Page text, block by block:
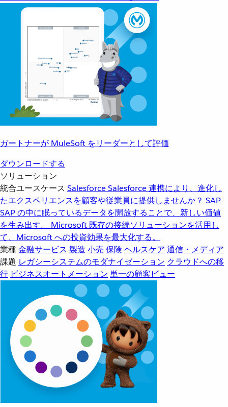
ガートナーが MuleSoft をリーダーとして評価
ダウンロードする
ソリューション
統合ユースケース SalesforceSalesforce 連携により、進化し
たエクスペリエンスを顧客や従業員に提供しませんか？ SAP
SAP の中に眠っているデータを開放することで、新しい価値
を生み出す。
Microsoft 既存の接続ソリューションを活用し
て、Microsoft への投資効果を最大化する。
業種金融サービス 製造 小売 保険 ヘルスケア 通信・メディア
課題 レガシーシステムのモダナイゼーション クラウドへの移
行 ビジネスオートメーション 単一の顧客ビュー